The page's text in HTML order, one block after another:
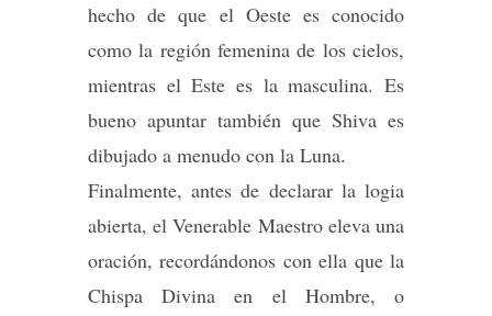
hecho de que el Oeste es conocido
como la región femenina de los cielos,
mientras el Este es la masculina. Es
bueno apuntar también que Shiva es
dibujado a menudo con la Luna.
Finalmente, antes de declarar la logia
abierta, el Venerable Maestro eleva una
oración, recordándonos con ella que la
Chispa Divina en el Hombre, o